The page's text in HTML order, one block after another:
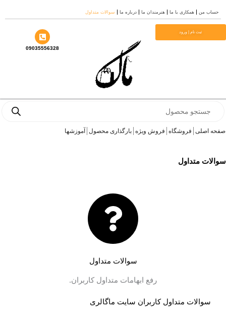
به
حساب من همکاری با ما هنرمندان ما درباره ما سوالات متداول
ثبت نام | ورود
09035556328
search
صفحه اصلی فروشگاه فروش ویژه بارگذاری محصول آموزشها
سوالات متداول
سوالات متداول
رفع ابهامات متداول کاربران.
سوالات متداول کاربران سایت ماگالری